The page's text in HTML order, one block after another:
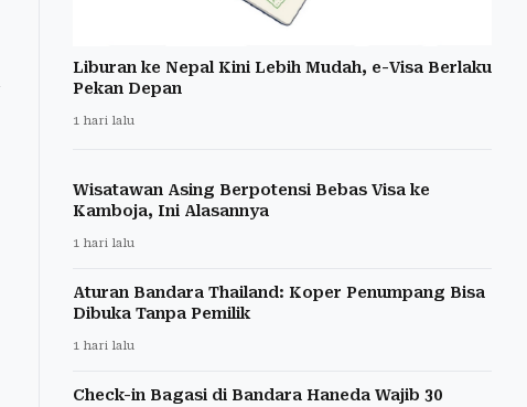
Liburan ke Nepal Kini Lebih Mudah, e-Visa Berlaku
Pekan Depan
1 hari lalu
Wisatawan Asing Berpotensi Bebas Visa ke
Kamboja, Ini Alasannya
1 hari lalu
Aturan Bandara Thailand: Koper Penumpang Bisa
Dibuka Tanpa Pemilik
1 hari lalu
Check-in Bagasi di Bandara Haneda Wajib 30